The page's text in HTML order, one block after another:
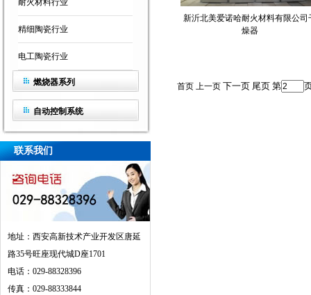
耐火材料行业
精细陶瓷行业
电工陶瓷行业
燃烧器系列
自动控制系统
联系我们
地址：西安高新技术产业开发区唐延
路35号旺座现代城D座1701
电话：029-88328396
传真：029-88333844
新沂北美爱诺哈耐火材料有限公司
燥器
首页 上一页 下一页 尾页 第